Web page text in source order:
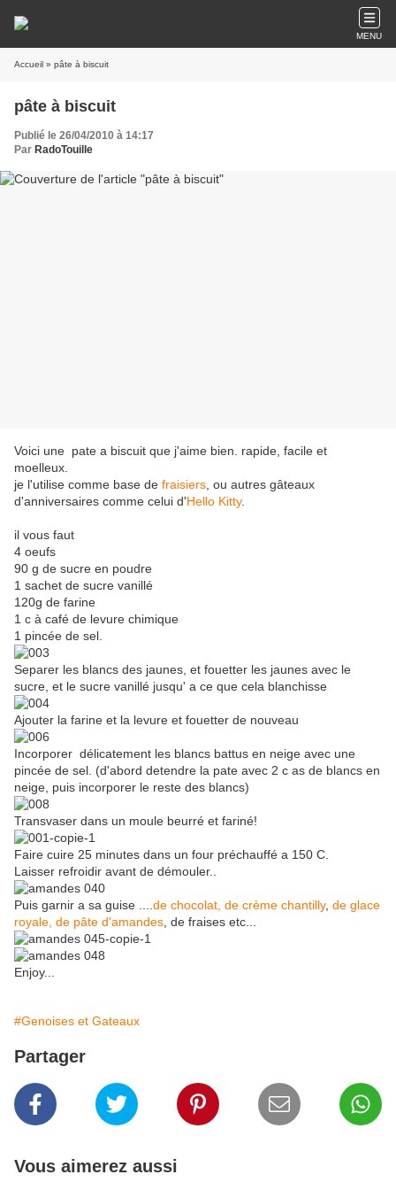
MENU
Accueil » pâte à biscuit
pâte à biscuit
Publié le 26/04/2010 à 14:17
Par RadoTouille
Voici une pate a biscuit que j'aime bien. rapide, facile et
moelleux.
je l'utilise comme base de fraisiers , ou autres gâteaux
d'anniversaires comme celui d'Hello Kitty.
il vous faut
4 oeufs
90 g de sucre en poudre
1 sachet de sucre vanillé
120g de farine
1 c à café de levure chimique
1 pincée de sel.
Separer les blancs des jaunes, et fouetter les jaunes avec le
sucre, et le sucre vanillé jusqu' a ce que cela blanchisse
Ajouter la farine et la levure et fouetter de nouveau
Incorporer délicatement les blancs battus en neige avec une
pincée de sel. (d'abord detendre la pate avec 2 c as de blancs en
neige, puis incorporer le reste des blancs)
Transvaser dans un moule beurré et fariné!
Faire cuire 25 minutes dans un four préchauffé a 150 C.
Laisser refroidir avant de démouler..
Puis garnir a sa guise .... de chocolat, de crème chantilly, de glace
royale, de pâte d'amandes , de fraises etc...
Enjoy...
#Genoises et Gateaux
Partager
Vous aimerez aussi